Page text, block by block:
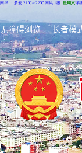
无障碍浏览 长者模